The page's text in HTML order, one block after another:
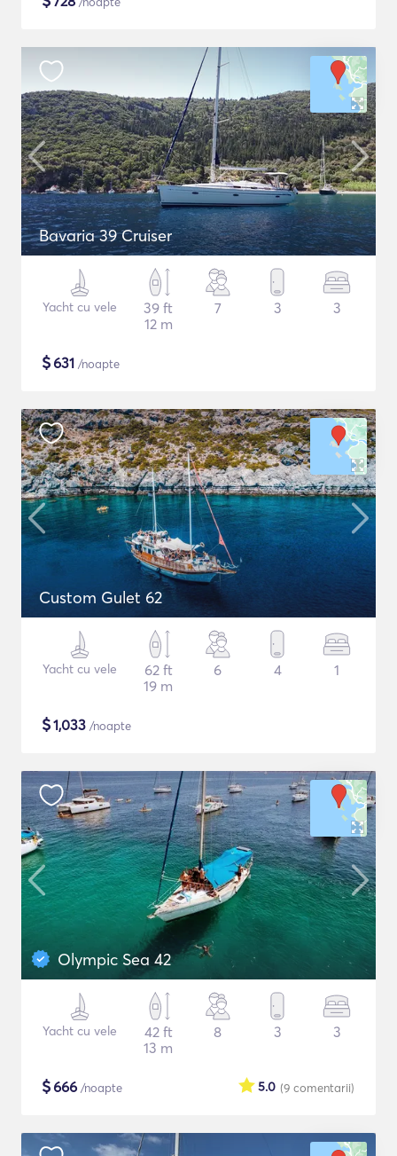
Bavaria 39 Cruiser
Yacht cu vele
39 ft
12 m
7 3 3
$631 /noapte
Custom Gulet 62
Yacht cu vele
62 ft
19 m
6 4 1
$1,033 /noapte
Olympic Sea 42
Yacht cu vele
42 ft
13 m
8 3 3
$666 /noapte (9 comentarii)
5.0